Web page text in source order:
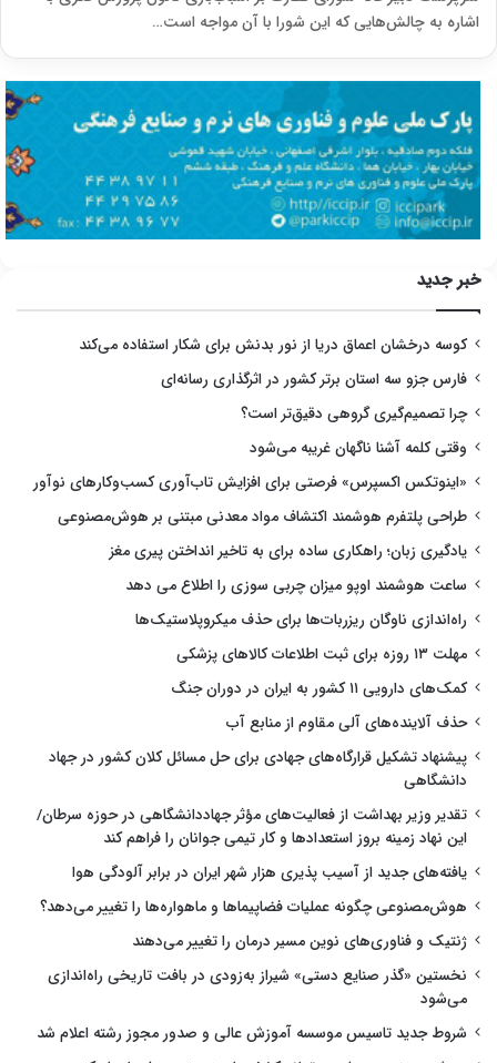
اشاره به چالش‌هایی که این شورا با آن مواجه است…
خبر جدید
کوسه درخشان اعماق دریا از نور بدنش برای شکار استفاده می‌کند
فارس جزو سه استان برتر کشور در اثرگذاری رسانه‌ای
چرا تصمیم‌گیری گروهی دقیق‌تر است؟
وقتی کلمه آشنا ناگهان غریبه می‌شود
«اینوتکس اکسپرس» فرصتی برای افزایش تاب‌آوری کسب‌وکارهای نوآور
طراحی پلتفرم هوشمند اکتشاف مواد معدنی مبتنی بر هوش‌مصنوعی
یادگیری زبان؛ راهکاری ساده برای به تاخیر انداختن پیری مغز
ساعت هوشمند اوپو میزان چربی سوزی را اطلاع می دهد
راه‌اندازی ناوگان ریزربات‌ها برای حذف میکروپلاستیک‌ها
مهلت ۱۳ روزه برای ثبت اطلاعات کالاهای پزشکی
کمک‌های دارویی ۱۱ کشور به ایران در دوران جنگ
حذف آلاینده‌های آلی مقاوم از منابع آب
پیشنهاد تشکیل قرارگاه‌های جهادی برای حل مسائل کلان کشور در جهاد
دانشگاهی
تقدیر وزیر بهداشت از فعالیت‌های مؤثر جهاددانشگاهی در حوزه سرطان/
این نهاد زمینه بروز استعدادها و کار تیمی جوانان را فراهم کند
یافته‌های جدید از آسیب پذیری هزار شهر ایران در برابر آلودگی هوا
هوش‌مصنوعی چگونه عملیات فضاپیماها و ماهواره‌ها را تغییر می‌دهد؟
ژنتیک و فناوری‌های نوین مسیر درمان را تغییر می‌دهند
نخستین «گذر صنایع دستی» شیراز به‌زودی در بافت تاریخی راه‌اندازی
می‌شود
شروط جدید تاسیس موسسه آموزش عالی و صدور مجوز رشته اعلام شد